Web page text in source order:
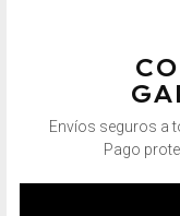
Envíos seguros a
Pago